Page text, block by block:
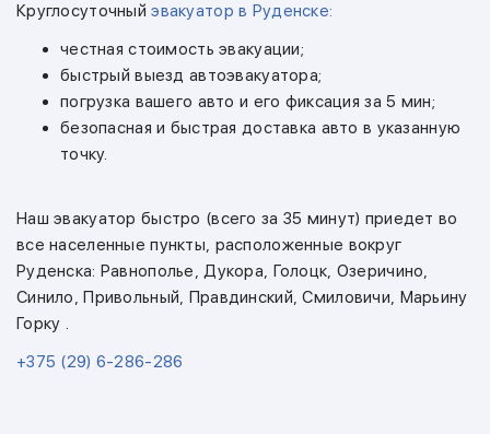
Круглосуточныйэвакуатор в Руденске:
честная стоимость эвакуации;
быстрый выезд автоэвакуатора;
погрузка вашего авто и его фиксация за 5 мин;
безопасная и быстрая доставка авто в указанную
точку.
Наш эвакуатор быстро (всего за 35 минут) приедет во
все населенные пункты, расположенные вокруг
Руденска: Равнополье, Дукора, Голоцк, Озеричино,
Синило, Привольный, Правдинский, Смиловичи, Марьину
Горку .
+375 (29) 6-286-286